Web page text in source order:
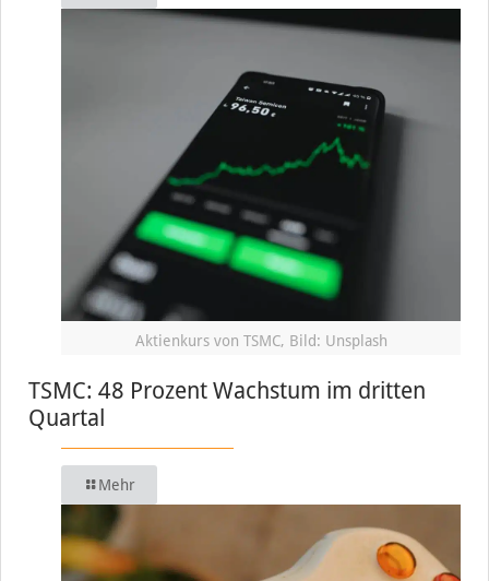
Aktienkurs von TSMC, Bild: Unsplash
TSMC: 48 Prozent Wachstum im dritten
Quartal
Mehr